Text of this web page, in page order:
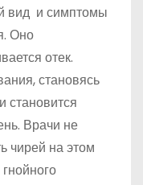
вид и симптомы
Оно
отек.
становясь
становится
Врачи не
чирей на этом